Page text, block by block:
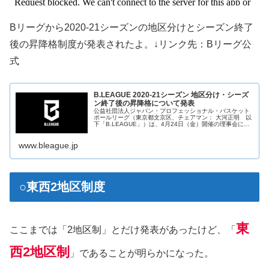
Bリーグから2020-21シーズンの地区分けとシーズン終了
後の昇降格制度が発表されたよ。↓リンク先：Bリーグ公
式
B.LEAGUE 2020-21シーズン 地区分け・シーズ
ン終了後の昇降格について発表
公益社団法人ジャパン・プロフェッショナル・バスケット
ボールリーグ（東京都文京区、チェアマン： 大河正明 以
下「B.LEAGUE」）は、4月24日（金）開催の理事会にお
www.bleague.jp
○東西2地区制度
ここまでは「2地区制」とだけ発表があったけど、「 東
西2地区制
」であることが明らかになった。